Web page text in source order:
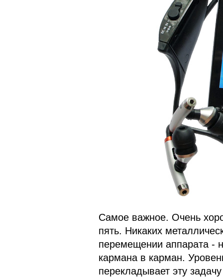
Самое важное. Очень
пять. Никаких
перемещении аппарата -
кармана в карман.
перекладывает эту